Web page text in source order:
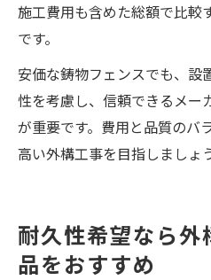
施工費用も含めた総額で比較
です。
安価な鋳物フェンスでも、設
性を考慮し、信頼できるメー
が重要です。費用と品質のバ
高い外構工事を目指しましょう
耐久性希望なら外
品をおすすめ